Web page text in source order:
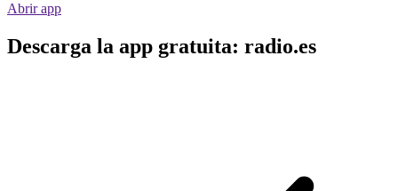
Abrir app
Descarga la app gratuita: radio.es